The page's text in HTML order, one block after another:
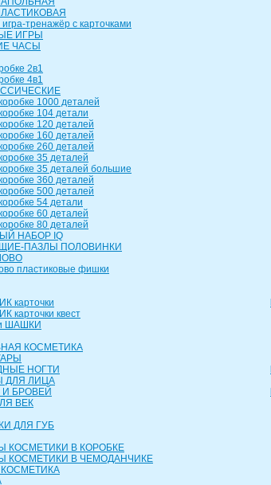
тренажёр с карточками
ИГРЫ
ЧАСЫ
2в1
4в1
1000 деталей
104 детали
120 деталей
160 деталей
260 деталей
35 деталей
35 деталей большие
360 деталей
500 деталей
54 детали
60 деталей
80 деталей
НАБОР IQ
ПАЗЛЫ ПОЛОВИНКИ
пластиковые фишки
карточки
карточки квест
ШАШКИ
КОСМЕТИКА
НОГТИ
ДЛЯ ЛИЦА
И БРОВЕЙ
ВЕК
ДЛЯ ГУБ
КОСМЕТИКИ В КОРОБКЕ
КОСМЕТИКИ В ЧЕМОДАНЧИКЕ